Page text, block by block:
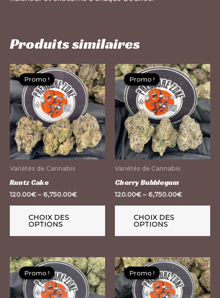
Produits similaires
Promo !
Promo !
Variétés de Cannabis
Runtz Cake
120.00€– 6,750.00€
CHOIX DES
OPTIONS
Ce
produit
a
plusieurs
variations.
Les
options
produit
Promo !
Promo !
Variétés de Cannabis
Cherry Bubblegum
120.00€– 6,750.00€
CHOIX DES
OPTIONS
Ce
a
Promo !
Promo !
Ce
produit
a
Promo !
Promo !
Ce
a